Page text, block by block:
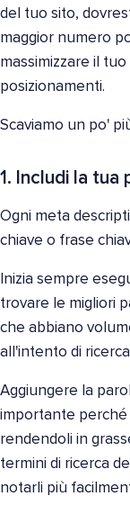
del tuo sito,
maggior numero
massimizzare il
posizionamenti.
Scaviamo un po'
1. Includi la tua
Ogni meta
chiave o frase
Inizia sempre
trovare le migliori
che abbiano
all'intento di
Aggiungere la
importante perché
rendendoli in
termini di ricerca
notarli più